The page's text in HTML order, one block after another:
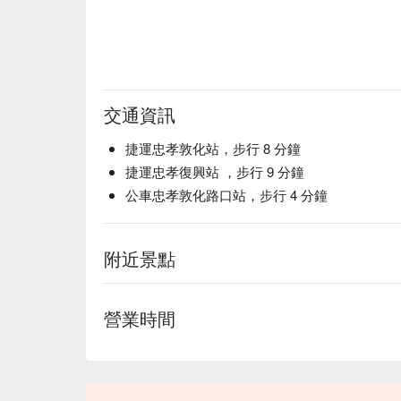
嚴選牛舌 | 薄切脆彈，燒烤控的最愛。
🥤 微醺推薦
Jim Beam Highball | 波本威士忌的香甜搭上氣泡水
青島生啤 | 大口吃肉怎能少了它，無限暢飲超過癮。
日本梅酒 | 酸甜滋味，特別受女生歡迎。
韓國燒酒 | 聚會必備，感受韓劇般的熱鬧氣氛。
酒過量，有害健康）
交通資訊
捷運忠孝敦化站，步行 8 分鐘
捷運忠孝復興站 ，步行 9 分鐘
公車忠孝敦化路口站，步行 4 分鐘
附近景點
營業時間